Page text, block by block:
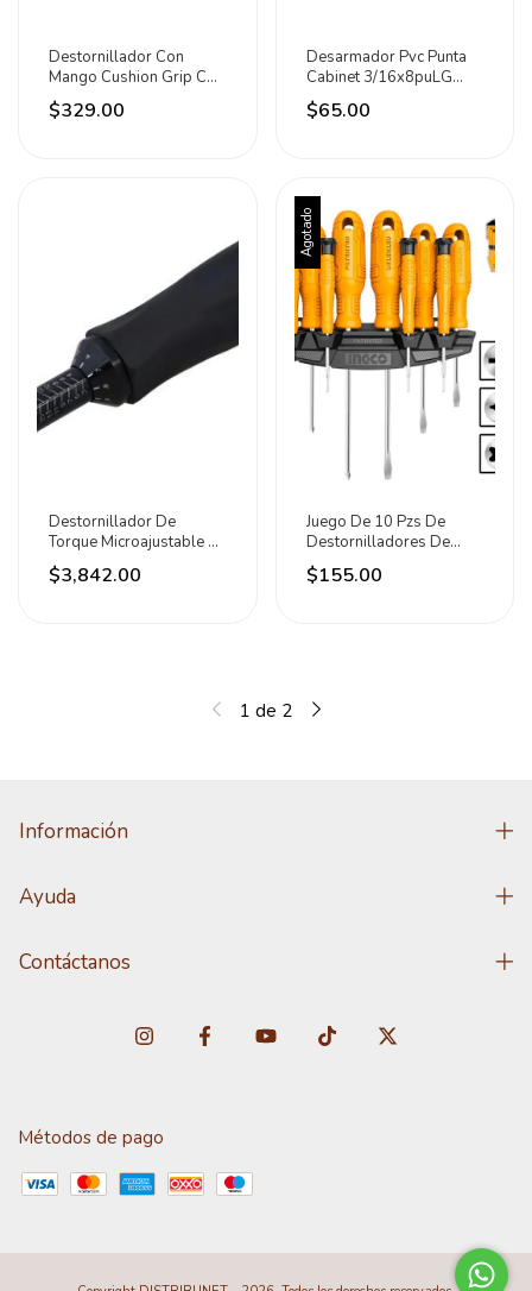
Destornillador Con
Mango Cushion Grip Con
Puntas Intercambiables 6
En 1 Urrea 9302cms
$329.00
Desarmador Pvc Punta
Cabinet 3/16x8puLG
Aksi
$65.00
Destornillador De
Torque Microajustable 3-
15 In-lb Hexágono 1/4''
Urrea
$3,842.00
Agotado
Juego De 10 Pzs De
Destornilladores De
Precisión Ingco
$155.00
1 de 2
Información
Ayuda
Contáctanos
Métodos de pago